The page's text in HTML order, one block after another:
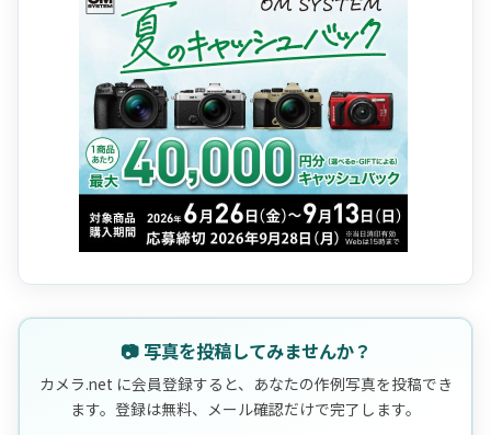
📷 写真を投稿してみませんか？
カメラ.net に会員登録すると、あなたの作例写真を投稿でき
ます。登録は無料、メール確認だけで完了します。